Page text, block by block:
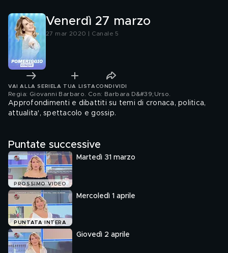
Venerdì 27 marzo
27 mar 2020 | Canale 5
VAI ALLA SERIE LA TUA LISTA CONDIVIDI
Regia: Giovanni Barbaro. Con: Barbara D&#39;Urso
Approfondimenti e dibattiti su temi di cronaca, politica,
attualita', spettacolo e gossip.
Puntate successive
PROSSIMO VIDEO
Martedì 31 marzo
PUNTATA INTERA
Mercoledì 1 aprile
Giovedì 2 aprile